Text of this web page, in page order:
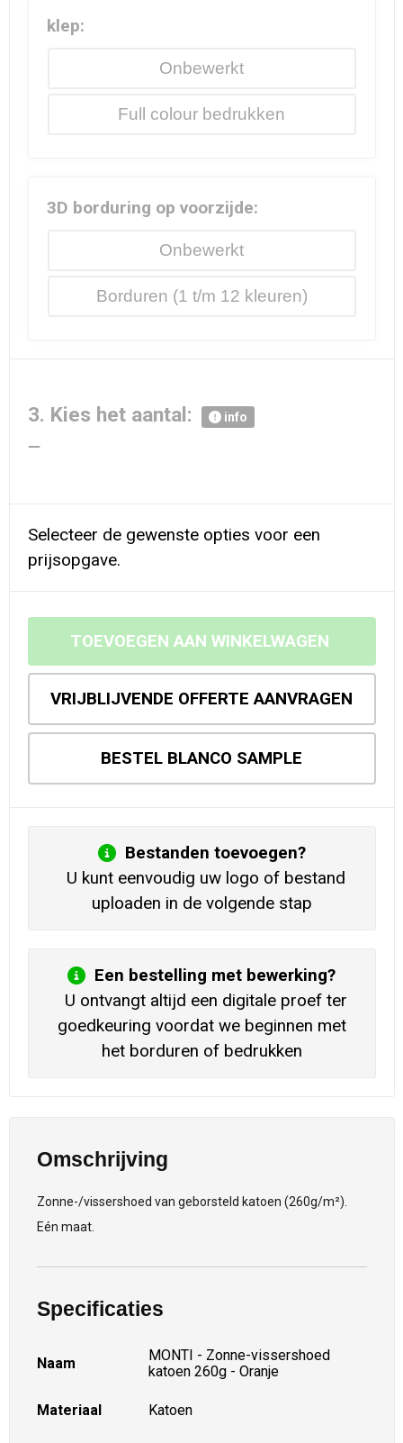
klep:
Onbewerkt
Full colour
3D borduring op voorzijde:
Onbewerkt
Borduren
3. Kies het aantal: info
Selecteer de gewenste opties voor een
prijsopgave.
TOEVOEGEN AAN WINKELWAGEN
VRIJBLIJVENDE OFFERTE AANVRAGEN
BESTEL BLANCO SAMPLE
Bestanden toevoegen?
U kunt eenvoudig uw logo of bestand
uploaden in de volgende stap
Een bestelling met bewerking?
U ontvangt altijd een digitale proef ter
goedkeuring voordat we beginnen met
het borduren of bedrukken
Omschrijving
Zonne-/vissershoed van geborsteld katoen (260g/m²).
Eén maat.
Specificaties
Naam
MONTI - Zonne-vissershoed
katoen 260g - Oranje
Materiaal Katoen